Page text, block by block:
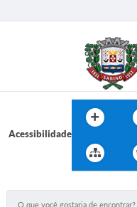
Acessibilidade